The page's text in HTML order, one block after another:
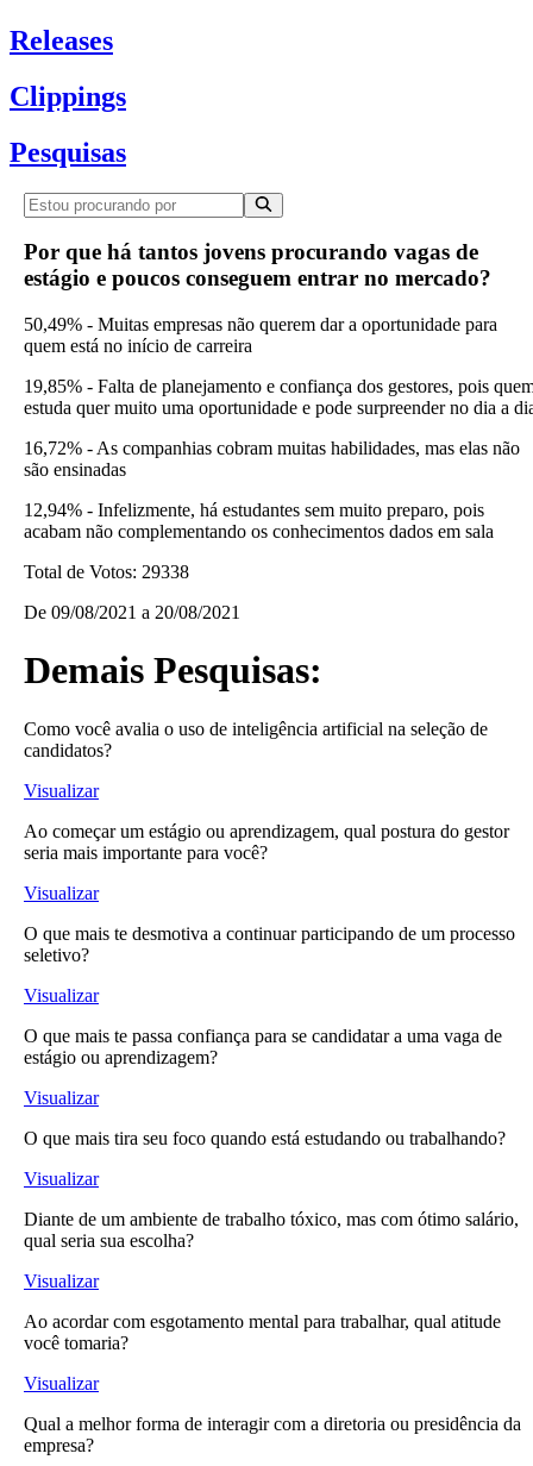
Releases
Clippings
Pesquisas
Por que há tantos jovens procurando vagas de
estágio e poucos conseguem entrar no mercado?
50,49% - Muitas empresas não querem dar a oportunidade para
quem está no início de carreira
19,85% - Falta de planejamento e confiança dos gestores, pois
estuda quer muito uma oportunidade e pode surpreender no dia a
16,72% - As companhias cobram muitas habilidades, mas elas não
são ensinadas
12,94% - Infelizmente, há estudantes sem muito preparo, pois
acabam não complementando os conhecimentos dados em sala
Total de Votos: 29338
De 09/08/2021 a 20/08/2021
Demais Pesquisas:
Como você avalia o uso de inteligência artificial na seleção de
candidatos?
Visualizar
Ao começar um estágio ou aprendizagem, qual postura do gestor
seria mais importante para você?
Visualizar
O que mais te desmotiva a continuar participando de um processo
seletivo?
Visualizar
O que mais te passa confiança para se candidatar a uma vaga de
estágio ou aprendizagem?
Visualizar
O que mais tira seu foco quando está estudando ou trabalhando?
Visualizar
Diante de um ambiente de trabalho tóxico, mas com ótimo salário,
qual seria sua escolha?
Visualizar
Ao acordar com esgotamento mental para trabalhar, qual atitude
você tomaria?
Visualizar
Qual a melhor forma de interagir com a diretoria ou presidência da
empresa?